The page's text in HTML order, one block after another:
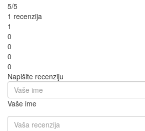
5/5
1 recenzija
1
0
0
0
0
Napišite recenziju
Vaše ime